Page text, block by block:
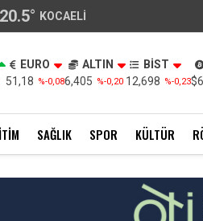
20.5° KOCAELI
EURO
51,18 %-0,08
ALTIN
6,405 %-0,20
BİST
12,698 %-0,23
SAĞLIK SPOR KÜLTÜR